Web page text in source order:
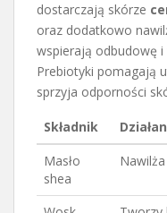
dostarczają skórze
oraz dodatkowo
wspierają odbudowę
Prebiotyki pomagają
sprzyja odporności
Składnik
Masło
shea